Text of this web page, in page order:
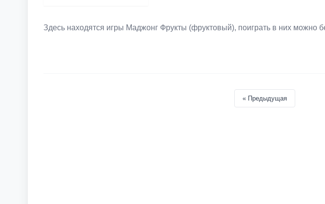
убирать по два одинаковых
лайма. До тех пор, пока
Здесь находятся игры Маджонг Фрукты (фруктовый), поиграть в них можно
« Предыдущая